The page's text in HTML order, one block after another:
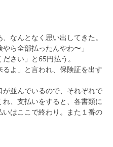
なんとなく思い出してきた。
ら全部払ったんやわ〜」
さい」と65円払う。
るよ」と言われ、保険証を出す
並んでいるので、それぞれで
、支払いをすると、各書類に
はここで終わり。また１番の